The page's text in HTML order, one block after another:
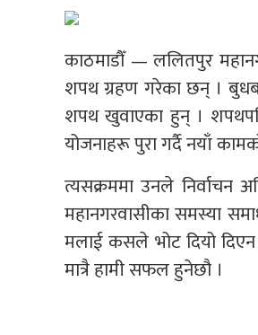
काठमाडौँ — ललितपुर
शपथ ग्रहण गरेका छन् ।
शपथ खुवाएका हुन् ।
योजनाहरू पुरा गर्दै नयाँ
त्यसक्रममा उनले निर्वाचन
महानगरवासीका समस्या
मलाई कसले भोट दियो दिएन
मात्रै हामी सफल हुनेछौ ।